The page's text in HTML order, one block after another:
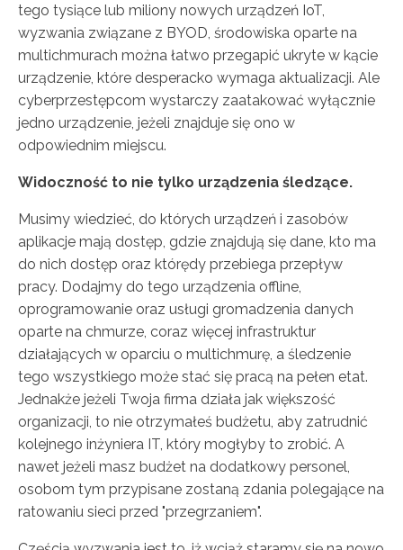
tego tysiące lub miliony nowych urządzeń IoT,
wyzwania związane z BYOD, środowiska oparte na
multichmurach można łatwo przegapić ukryte w kącie
urządzenie, które desperacko wymaga aktualizacji. Ale
cyberprzestępcom wystarczy zaatakować wyłącznie
jedno urządzenie, jeżeli znajduje się ono w
odpowiednim miejscu.
Widoczność to nie tylko urządzenia śledzące.
Musimy wiedzieć, do których urządzeń i zasobów
aplikacje mają dostęp, gdzie znajdują się dane, kto ma
do nich dostęp oraz którędy przebiega przepływ
pracy. Dodajmy do tego urządzenia offline,
oprogramowanie oraz usługi gromadzenia danych
oparte na chmurze, coraz więcej infrastruktur
działających w oparciu o multichmurę, a śledzenie
tego wszystkiego może stać się pracą na pełen etat.
Jednakże jeżeli Twoja firma działa jak większość
organizacji, to nie otrzymałeś budżetu, aby zatrudnić
kolejnego inżyniera IT, który mogłyby to zrobić. A
nawet jeżeli masz budżet na dodatkowy personel,
osobom tym przypisane zostaną zdania polegające na
ratowaniu sieci przed "przegrzaniem".